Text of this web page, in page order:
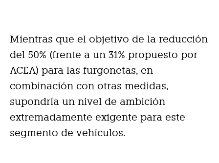
Mientras que el objetivo de la reducción
del 50% (frente a un 31% propuesto por
ACEA) para las furgonetas, en
combinación con otras medidas,
supondría un nivel de ambición
extremadamente exigente para este
segmento de vehículos.